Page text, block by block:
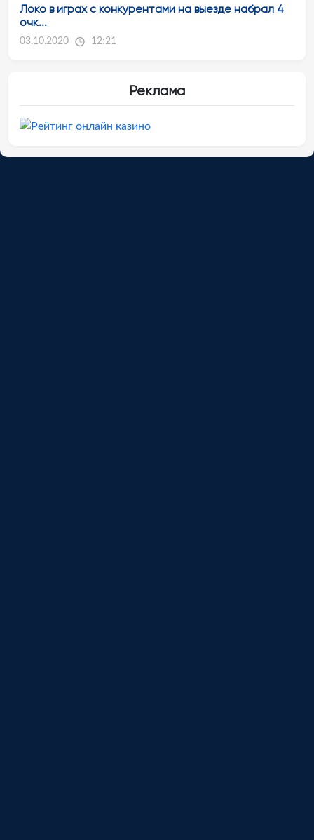
Локо в играх с конкурентами на выезде набрал 4
очк...
03.10.2020 12:21
Реклама